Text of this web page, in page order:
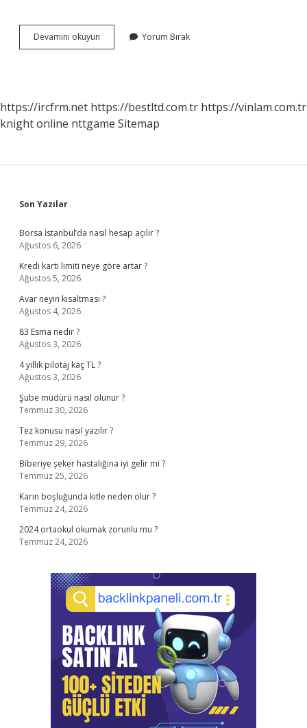
Devamını okuyun
Atölyesi
Yorum Bırak
https://ircfrm.net https://bestltd.com.tr https://vinlam.com.tr
knight online nttgame Sitemap
Sidebar
Son Yazılar
Borsa İstanbul’da nasıl hesap açılır ?
Ağustos 6, 2026
Kredi kartı limiti neye göre artar ?
Ağustos 5, 2026
Avar neyin kısaltması ?
Ağustos 4, 2026
83 Esma nedir ?
Ağustos 3, 2026
4 yıllık pilotaj kaç TL ?
Ağustos 3, 2026
Şube müdürü nasıl olunur ?
Temmuz 30, 2026
Tez konusu nasıl yazılır ?
Temmuz 29, 2026
Biberiye şeker hastalığına iyi gelir mi ?
Temmuz 25, 2026
Karın boşluğunda kitle neden olur ?
Temmuz 24, 2026
2024 ortaokul okumak zorunlu mu ?
Temmuz 24, 2026